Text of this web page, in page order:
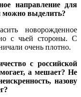
направление для
можно выделить?
новорожденное
с чьей стороны. С
очень плотно.
с российской
а мешает? Не
назову